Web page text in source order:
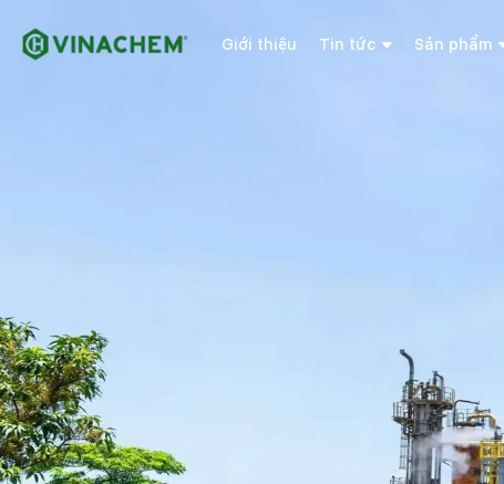
Giới thiệu Tin tức Sản phẩm